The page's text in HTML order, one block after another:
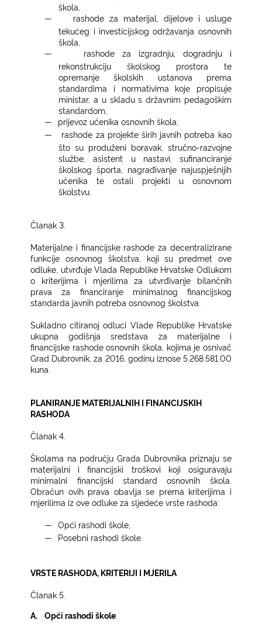
škola,
―
rashode za materijal, dijelove i usluge
tekućeg i investicijskog održavanja osnovnih
škola,
―
rashode za izgradnju, dogradnju i
rekonstrukciju školskog prostora te
opremanje školskih ustanova prema
standardima i normativima koje propisuje
ministar, a u skladu s državnim pedagoškim
standardom,
―
prijevoz učenika osnovnih škola,
―
rashode za projekte širih javnih potreba kao
što su produženi boravak, stručno-razvojne
službe, asistent u nastavi, sufinanciranje
školskog športa, nagrađivanje najuspješnijih
učenika te ostali projekti u osnovnom
školstvu.
Članak 3.
Materijalne i financijske rashode za decentralizirane
funkcije osnovnog školstva, koji su predmet ove
odluke, utvrđuje Vlada Republike Hrvatske Odlukom
o kriterijima i mjerilima za utvrđivanje bilančnih
prava za financiranje minimalnog financijskog
standarda javnih potreba osnovnog školstva.
Sukladno citiranoj odluci Vlade Republike Hrvatske
ukupna godišnja sredstava za materijalne i
financijske rashode osnovnih škola, kojima je osnivač
Grad Dubrovnik, za 2016. godinu iznose 5.268.581,00
kuna.
PLANIRANJE MATERIJALNIH I FINANCIJSKIH
RASHODA
Članak 4.
Školama na području Grada Dubrovnika priznaju se
materijalni i financijski troškovi koji osiguravaju
minimalni financijski standard osnovnih škola.
Obračun ovih prava obavlja se prema kriterijima i
mjerilima iz ove odluke za sljedeće vrste rashoda:
―
Opći rashodi škole,
―
Posebni rashodi škole.
VRSTE RASHODA, KRITERIJI I MJERILA
Članak 5.
A.
Opći rashodi škole